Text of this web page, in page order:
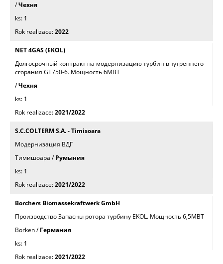
/Чехня
1
2022
NET 4GAS (EKOL)
Долгосрочный контракт на модернизацию турбин внутреннего
сгорания GT750-6. Mощность 6МВТ
/Чехня
1
2021/2022
S.C.COLTERM S.A. - Timisoara
Модернизация BДГ
Тимишоара /Румыния
1
2021/2022
Borchers Biomassekraftwerk GmbH
Производство Запасны роторa турбинy EKOL. Mощность 6,5МВТ
Borken /Германия
1
2021/2022